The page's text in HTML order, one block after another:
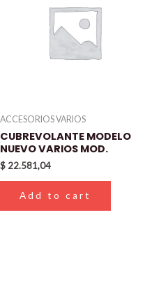
ACCESORIOS VARIOS
CUBREVOLANTE MODELO
NUEVO VARIOS MOD.
$ 22.581,04
Add to cart